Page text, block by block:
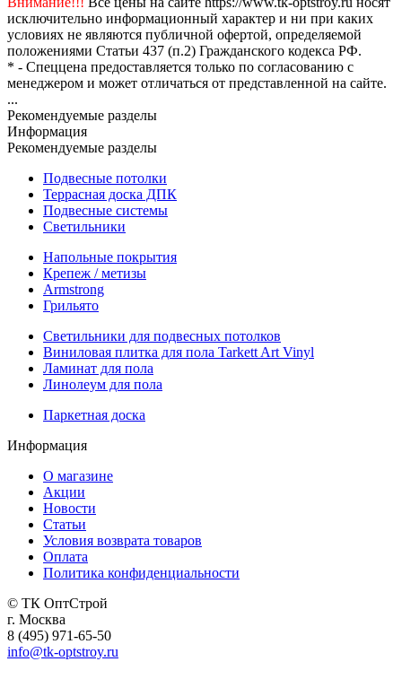
исключительно информационный характер и ни при каких
условиях не являются публичной офертой, определяемой
положениями Статьи 437 (п.2) Гражданского кодекса РФ.
* - Спеццена предоставляется только по согласованию с
менеджером и может отличаться от представленной на сайте.
...
Рекомендуемые разделы
Информация
Рекомендуемые разделы
Подвесные потолки
Террасная доска ДПК
Подвесные системы
Светильники
Напольные покрытия
Крепеж / метизы
Armstrong
Грильято
Светильники для подвесных потолков
Виниловая плитка для пола Tarkett Art Vinyl
Ламинат для пола
Линолеум для пола
Паркетная доска
Информация
О магазине
Акции
Новости
Статьи
Условия возврата товаров
Оплата
Политика конфиденциальности
© ТК ОптСтрой
г. Москва
8 (495) 971-65-50
info@tk-optstroy.ru